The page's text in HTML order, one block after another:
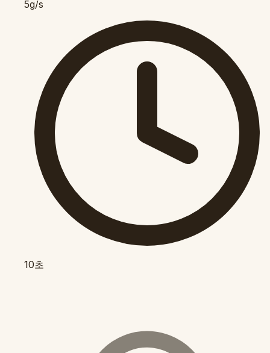
5g/s
10초